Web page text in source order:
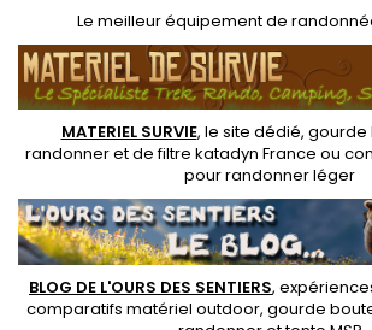
Le meilleur équipement de
MATERIEL SURVIE, le site dédié, gourde
randonneret defiltre katadyn France ou
pour randonner léger
BLOG DE L'OURS DES SENTIERS,
comparatifs matériel outdoor, gourde